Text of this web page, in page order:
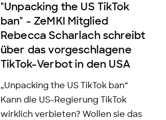
"Unpacking the US TikTok
ban" - ZeMKI Mitglied
Rebecca Scharlach schreibt
über das vorgeschlagene
TikTok-Verbot in den USA
„Unpacking the US TikTok ban“
Kann die US-Regierung TikTok
wirklich verbieten? Wollen sie das